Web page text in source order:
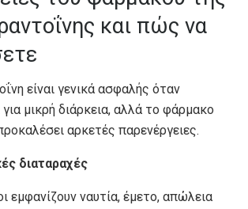
και πώς να
είναι γενικά ασφαλής όταν
για μικρή διάρκεια, αλλά το φάρμακο
αρκετές παρενέργειες.
διαταραχές
εμφανίζουν ναυτία, έμετο, απώλεια